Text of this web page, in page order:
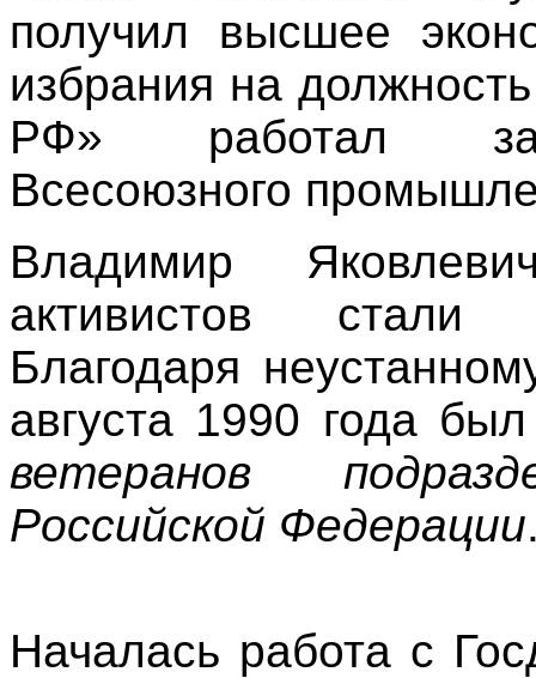
получил высшее
избрания на
РФ» работал
Всесоюзного
Владимир
активистов стали
Благодаря
августа 1990 года
ветеранов
Российской Федерации
Началась работа с